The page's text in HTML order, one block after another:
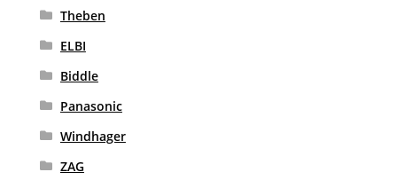
Theben
ELBI
Biddle
Panasonic
Windhager
ZAG